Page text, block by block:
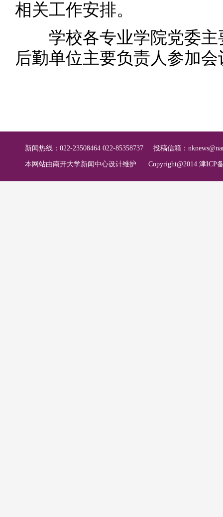
相关工作安排。
学校各专业学院党委主
后勤单位主要负责人参加会
新闻热线：022-23508464 022-85358737 投稿信箱：
本网站由南开大学新闻中心设计维护 Copyright@2014 津ICP